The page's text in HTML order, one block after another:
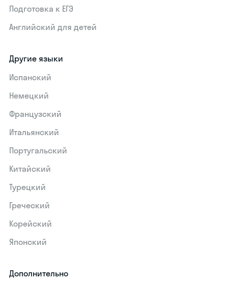
Подготовка к ЕГЭ
Английский для детей
Другие языки
Испанский
Немецкий
Французский
Итальянский
Португальский
Китайский
Турецкий
Греческий
Корейский
Японский
Дополнительно